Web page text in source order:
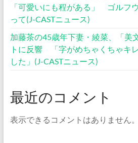
「可愛いにも程がある」 ゴルフ
って(J-CASTニュース)
加藤茶の45歳年下妻・綾菜、「美
トに反響 「字がめちゃくちゃキ
した」(J-CASTニュース)
最近のコメント
表示できるコメントはありません。